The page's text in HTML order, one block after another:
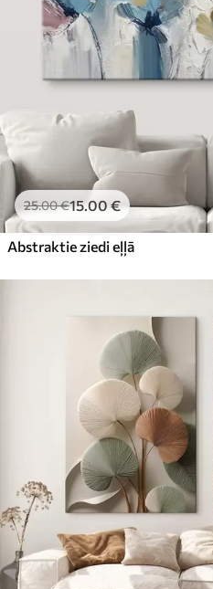
25.00€15.00€
Abstraktie ziedi eļļā